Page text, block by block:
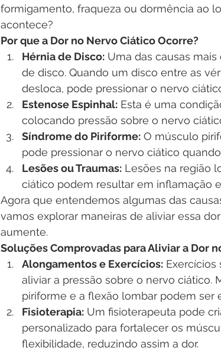
formigamento, fraqueza ou dormência ao
acontece?
Por que a Dor no Nervo Ciático Ocorre?
Hérnia de Disco: Uma das causas
de disco. Quando um disco entre as
desloca, pode pressionar o nervo
Estenose Espinhal: Esta é uma
colocando pressão sobre o nervo
Síndrome do Piriforme: O músculo
pode pressionar o nervo ciático
Lesões ou Traumas: Lesões na região
ciático podem resultar em inflamação
Agora que entendemos algumas das
vamos explorar maneiras de aliviar essa
aumente.
Soluções Comprovadas para Aliviar a Dor
Alongamentos e Exercícios:
aliviar a pressão sobre o nervo
piriforme e a flexão lombar podem ser
Fisioterapia: Um fisioterapeuta pode
personalizado para fortalecer os
flexibilidade, reduzindo assim a dor.